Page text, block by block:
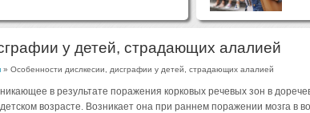
у детей, страдающих алалией
» Особенности дислкесии, дисграфии у детей, страдающих алалией
в результате поражения корковых речевых зон в
возрасте. Возникает она при раннем поражении мозга в